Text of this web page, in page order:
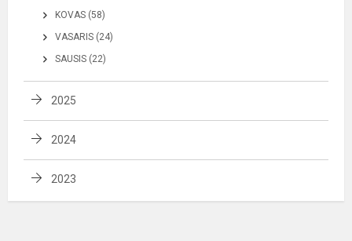
KOVAS (58)
VASARIS (24)
SAUSIS (22)
2025
2024
2023